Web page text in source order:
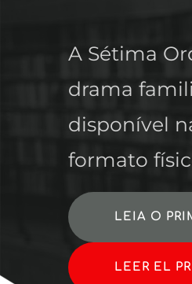
A Sétima
drama
disponível
formato
LEIA O
LEER EL